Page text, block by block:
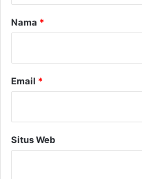
u
d
D
i
rNama *
Email *
Situs Web